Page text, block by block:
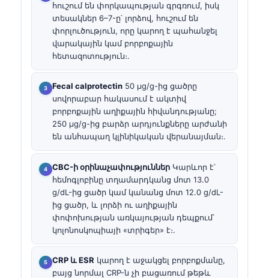
հուշում են փորկապության գրգռում, իսկ
տեսակներ 6–7-ը՝ լորձով, հուշում են
փորլուծություն, որը կարող է պահանջել
վարակային կամ բորբոքային
հետազոտություն։.
Fecal calprotectin 50 µg/g-ից ցածրը
սովորաբար հակասում է ակտիվ
բորբոքային աղիքային հիվանդությանը;
250 µg/g-ից բարձր արդյունքները արժանի
են անհապաղ կլինիկական վերանայման։.
CBC-ի օրինաչափություններ Կարևոր է՝
հեմոգլոբինը տղամարդկանց մոտ 13.0
g/dL-ից ցածր կամ կանանց մոտ 12.0 g/dL-
ից ցածր, և լորձի ու աղիքային
փոփոխության առկայության դեպքում՝
կոլոնոսկոպիայի «տրիգեր» է։.
CRP և ESR կարող է աջակցել բորբոքմանը,
բայց նորմալ CRP-ն չի բացառում թեթև